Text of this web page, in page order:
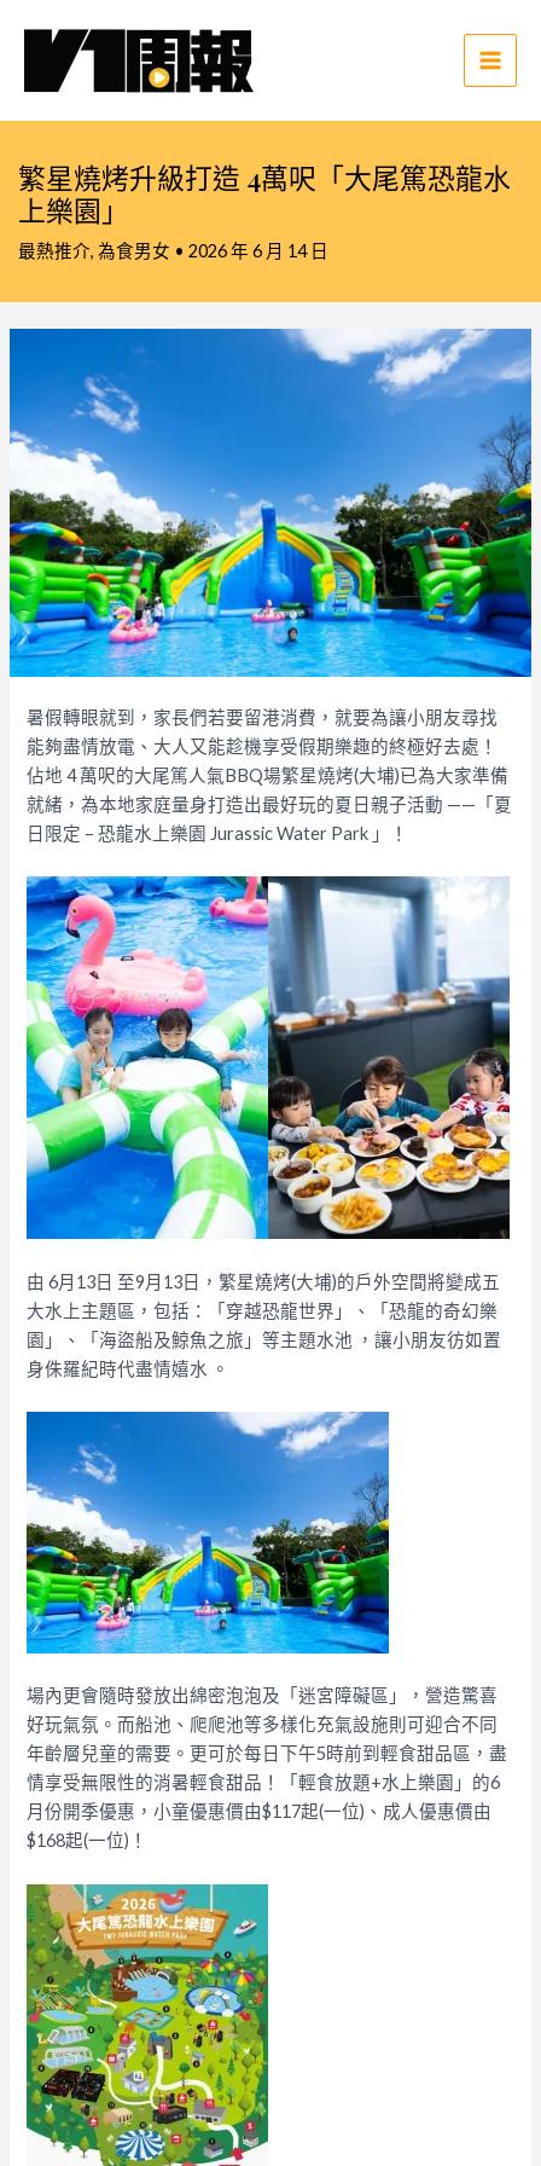
Main
繁星燒烤升級打造 4萬呎「大尾篤恐龍水
上樂園」
最熱推介, 為食男女 • 2026 年 6 月 14 日
暑假轉眼就到，家長們若要留港消費，就要為讓小朋友尋找
能夠盡情放電、大人又能趁機享受假期樂趣的終極好去處！
佔地 4 萬呎的大尾篤人氣BBQ場繁星燒烤(大埔)已為大家準備
就緒，為本地家庭量身打造出最好玩的夏日親子活動 ——「夏
日限定 – 恐龍水上樂園 Jurassic Water Park 」！
由 6月13日 至9月13日，繁星燒烤(大埔)的戶外空間將變成五
大水上主題區，包括：「穿越恐龍世界」、「恐龍的奇幻樂
園」、「海盜船及鯨魚之旅」等主題水池 ，讓小朋友彷如置
身侏羅紀時代盡情嬉水 。
場內更會隨時發放出綿密泡泡及「迷宮障礙區」，營造驚喜
好玩氣氛。而船池、爬爬池等多樣化充氣設施則可迎合不同
年齡層兒童的需要。更可於每日下午5時前到輕食甜品區，盡
情享受無限性的消暑輕食甜品！「輕食放題+水上樂園」的6
月份開季優惠，小童優惠價由$117起(一位)、成人優惠價由
$168起(一位)！